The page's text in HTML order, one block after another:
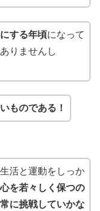
する年頃になって
りませんし
ものである！
活と運動をしっか
を若々しく保つの
に挑戦していかな